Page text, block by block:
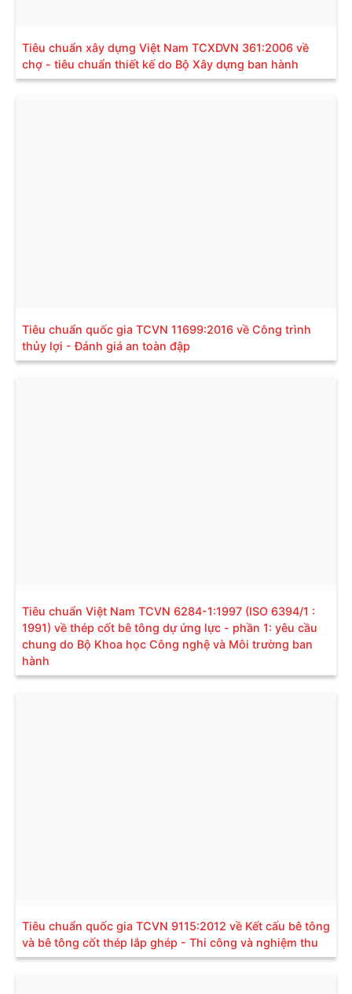
Tiêu chuẩn xây dựng Việt Nam TCXDVN 361:2006 về
chợ - tiêu chuẩn thiết kế do Bộ Xây dựng ban hành
Tiêu chuẩn quốc gia TCVN 11699:2016 về Công trình
thủy lợi - Đánh giá an toàn đập
Tiêu chuẩn Việt Nam TCVN 6284-1:1997 (ISO 6394/1 :
1991) về thép cốt bê tông dự ứng lực - phần 1: yêu cầu
chung do Bộ Khoa học Công nghệ và Môi trường ban
hành
Tiêu chuẩn quốc gia TCVN 9115:2012 về Kết cấu bê tông
và bê tông cốt thép lắp ghép - Thi công và nghiệm thu